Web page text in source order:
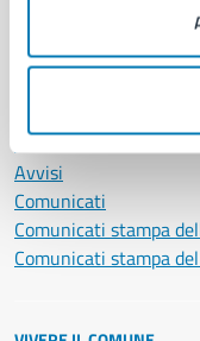
Notizie
Avvisi
Comunicati
Comunicati stampa
Comunicati stampa